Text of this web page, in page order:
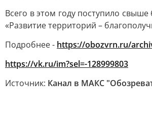
Всего в этом году поступило
«Развитие территорий –
Подробнее - https://obozvrn.ru/
https://vk.ru/im?sel=-128999803
Источник: Канал в МАКС